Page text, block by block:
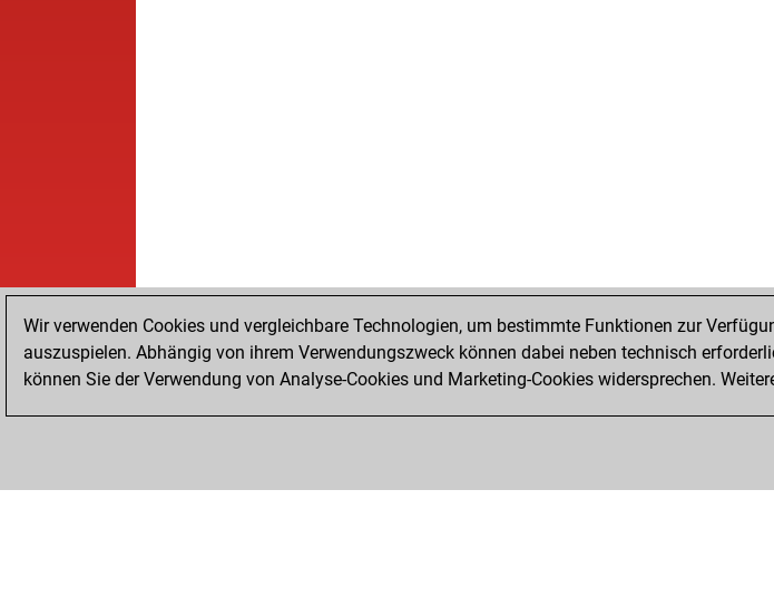
Wir verwenden Cookies und vergleichbare Technologien, um bestimmte Funktionen zur
auszuspielen. Abhängig von ihrem Verwendungszweck können dabei neben technisch
können Sie der Verwendung von Analyse-Cookies und Marketing-Cookies widersprechen.